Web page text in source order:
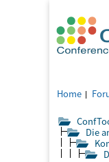
Home
Die